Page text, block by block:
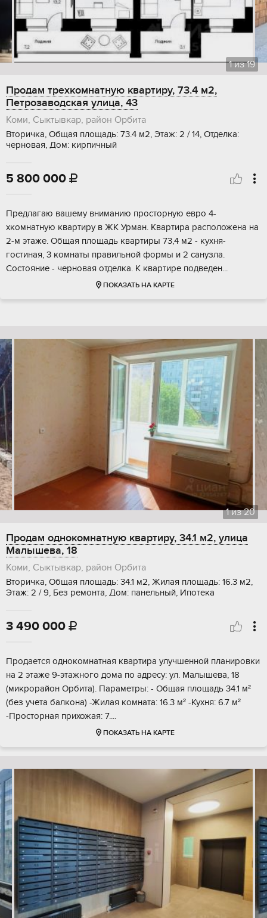
1из19
Продам трехкомнатную квартиру, 73.4 м2,
Петрозаводская улица, 43
Коми, Сыктывкар, район Орбита
Вторичка, Общая площадь: 73.4 м2, Этаж: 2 / 14, Отделка:
черновая, Дом: кирпичный
5 800 000 
Предлагаю вашему вниманию просторную евро 4-
хкомнатную квартиру в ЖК Урман. Квартира расположена на
2-м этаже. Общая площадь квартиры 73,4 м2 - кухня-
гостиная, 3 комнаты правильной формы и 2 санузла.
Состояние - черновая отделка. К квартире подведен...
ПОКАЗАТЬ НА КАРТЕ
1из20
Продам однокомнатную квартиру, 34.1 м2, улица
Малышева, 18
Коми, Сыктывкар, район Орбита
Вторичка, Общая площадь: 34.1 м2, Жилая площадь: 16.3 м2,
Этаж: 2 / 9, Без ремонта, Дом: панельный, Ипотека
3 490 000 
Продается однокомнатная квартира улучшенной планировки
на 2 этаже 9-этажного дома по адресу: ул. Малышева, 18
(микрорайон Орбита). Параметры: - Общая площадь 34.1 м²
(без учёта балкона) -Жилая комната: 16.3 м² -Кухня: 6.7 м²
-Просторная прихожая: 7....
ПОКАЗАТЬ НА КАРТЕ